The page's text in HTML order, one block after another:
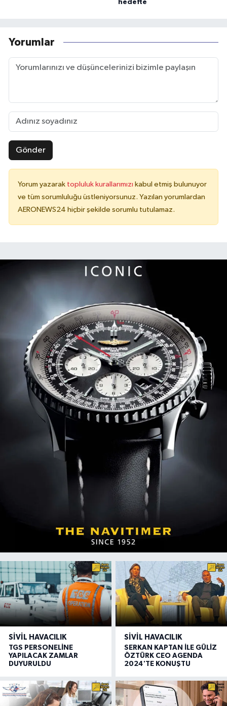
hedefte
Yorumlar
Gönder
Yorum yazarak topluluk kurallarımızı kabul etmiş bulunuyor
ve tüm sorumluluğu üstleniyorsunuz. Yazılan yorumlardan
AERONEWS24 hiçbir şekilde sorumlu tutulamaz.
SIVIL HAVACILIK
TGS PERSONELİNE
YAPILACAK ZAMLAR
DUYURULDU
SIVIL HAVACILIK
SERKAN KAPTAN İLE GÜLİZ
ÖZTÜRK CEO AGENDA
2024'TE KONUŞTU